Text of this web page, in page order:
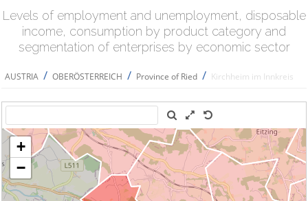
Levels of employment and unemployment, disposable
income, consumption by product category and
segmentation of enterprises by economic sector
AUSTRIA / OBERÖSTERREICH / Province of Ried / Kirchheim im Innkreis